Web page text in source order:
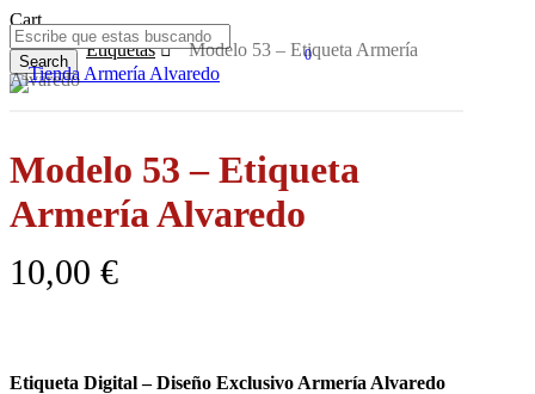
Skip
to
main
content
Search
Close
0
CartClose
Cart
Inicio Etiquetas
Modelo 53 – Etiqueta Armería
Alvaredo
Modelo 53 – Etiqueta
Armería Alvaredo
10,00 €
Etiqueta Digital – Diseño Exclusivo Armería Alvaredo